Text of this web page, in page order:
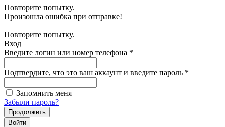
Повторите попытку.
Произошла ошибка при отправке!
Повторите попытку.
Вход
Введите логин или номер телефона *
Подтвердите, что это ваш аккаунт и введите пароль *
Запомнить меня
Забыли пароль?
Продолжить
Войти